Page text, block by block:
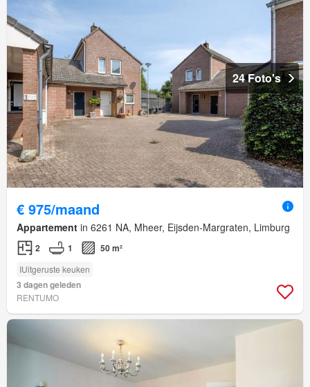
24 Foto's
€ 975/maand
Appartement in 6261 NA, Mheer, Eijsden-Margraten, Limburg
2 1 50 m²
IUitgeruste keuken
3 dagen geleden
RENTUMO